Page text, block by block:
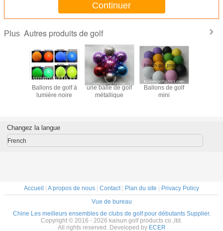
Continuer
Plus Autres produits de golf
l' outil
les
Ballons de golf à
lumière noire
une balle de golf
métallique
Ballons de golf
mini
pour
Changez la langue
French
Accueil | A propos de nous | Contact| Plan du site | Privacy Policy
Vue de bureau
Chine Les meilleurs ensembles de clubs de golf pour débutants Supplier.
Copyright © 2016 - 2026 kaisun golf products co.,ltd.
All rights reserved. Developed by ECER